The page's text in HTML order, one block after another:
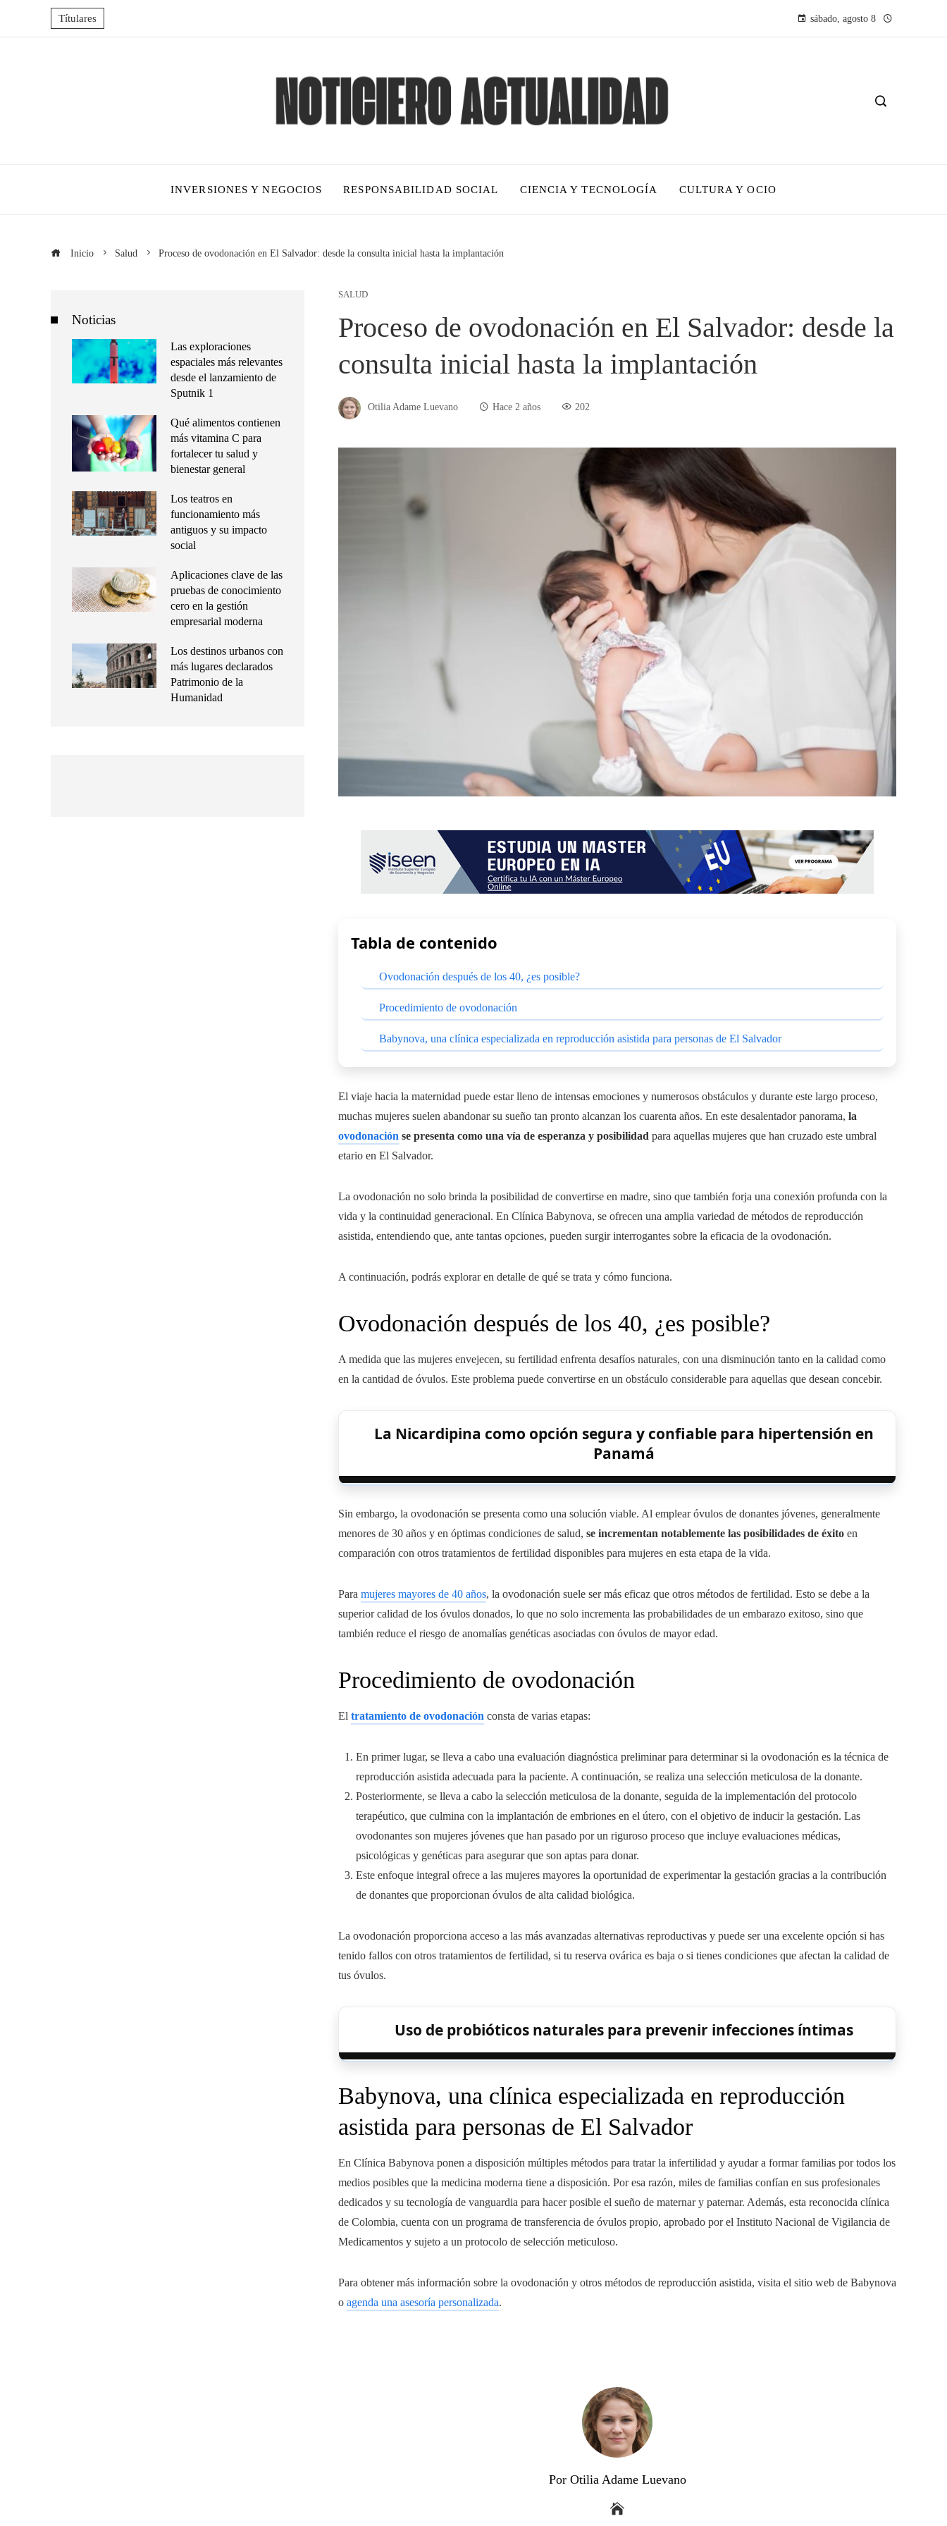
Títulares sábado, agosto 8
INVERSIONES Y NEGOCIOS RESPONSABILIDAD SOCIAL CIENCIA Y TECNOLOGÍA CULTURA Y OCIO
Inicio Salud Proceso de ovodonación en El Salvador: desde la consulta inicial hasta la implantación
SALUD
Proceso de ovodonación en El Salvador: desde la
consulta inicial hasta la implantación
Otilia Adame Luevano Hace 2 años 202
Tabla de contenido
Ovodonación después de los 40, ¿es posible?
Procedimiento de ovodonación
Babynova, una clínica especializada en reproducción asistida para personas de El Salvador
El viaje hacia la maternidad puede estar lleno de intensas emociones y numerosos obstáculos y durante este largo proceso,
muchas mujeres suelen abandonar su sueño tan pronto alcanzan los cuarenta años. En este desalentador panorama, la
ovodonación se presenta como una vía de esperanza y posibilidad para aquellas mujeres que han cruzado este umbral
etario en El Salvador.
La ovodonación no solo brinda la posibilidad de convertirse en madre, sino que también forja una conexión profunda con la
vida y la continuidad generacional. En Clínica Babynova, se ofrecen una amplia variedad de métodos de reproducción
asistida, entendiendo que, ante tantas opciones, pueden surgir interrogantes sobre la eficacia de la ovodonación.
A continuación, podrás explorar en detalle de qué se trata y cómo funciona.
Ovodonación después de los 40, ¿es posible?
A medida que las mujeres envejecen, su fertilidad enfrenta desafíos naturales, con una disminución tanto en la calidad como
en la cantidad de óvulos. Este problema puede convertirse en un obstáculo considerable para aquellas que desean concebir.
La Nicardipina como opción segura y confiable para hipertensión en
Panamá
Sin embargo, la ovodonación se presenta como una solución viable. Al emplear óvulos de donantes jóvenes, generalmente
menores de 30 años y en óptimas condiciones de salud, se incrementan notablemente las posibilidades de éxito en
comparación con otros tratamientos de fertilidad disponibles para mujeres en esta etapa de la vida.
Para mujeres mayores de 40 años, la ovodonación suele ser más eficaz que otros métodos de fertilidad. Esto se debe a la
superior calidad de los óvulos donados, lo que no solo incrementa las probabilidades de un embarazo exitoso, sino que
también reduce el riesgo de anomalías genéticas asociadas con óvulos de mayor edad.
Procedimiento de ovodonación
El tratamiento de ovodonación consta de varias etapas:
En primer lugar, se lleva a cabo una evaluación diagnóstica preliminar para determinar si la ovodonación es la técnica de
reproducción asistida adecuada para la paciente. A continuación, se realiza una selección meticulosa de la donante.
Posteriormente, se lleva a cabo la selección meticulosa de la donante, seguida de la implementación del protocolo
terapéutico, que culmina con la implantación de embriones en el útero, con el objetivo de inducir la gestación. Las
ovodonantes son mujeres jóvenes que han pasado por un riguroso proceso que incluye evaluaciones médicas,
psicológicas y genéticas para asegurar que son aptas para donar.
Este enfoque integral ofrece a las mujeres mayores la oportunidad de experimentar la gestación gracias a la contribución
de donantes que proporcionan óvulos de alta calidad biológica.
La ovodonación proporciona acceso a las más avanzadas alternativas reproductivas y puede ser una excelente opción si has
tenido fallos con otros tratamientos de fertilidad, si tu reserva ovárica es baja o si tienes condiciones que afectan la calidad de
tus óvulos.
Uso de probióticos naturales para prevenir infecciones íntimas
Babynova, una clínica especializada en reproducción
asistida para personas de El Salvador
En Clínica Babynova ponen a disposición múltiples métodos para tratar la infertilidad y ayudar a formar familias por todos los
medios posibles que la medicina moderna tiene a disposición. Por esa razón, miles de familias confían en sus profesionales
dedicados y su tecnología de vanguardia para hacer posible el sueño de maternar y paternar. Además, esta reconocida clínica
de Colombia, cuenta con un programa de transferencia de óvulos propio, aprobado por el Instituto Nacional de Vigilancia de
Medicamentos y sujeto a un protocolo de selección meticuloso.
Para obtener más información sobre la ovodonación y otros métodos de reproducción asistida, visita el sitio web de Babynova
o agenda una asesoría personalizada.
Por Otilia Adame Luevano
Noticias
Las exploraciones
espaciales más relevantes
desde el lanzamiento de
Sputnik 1
Qué alimentos contienen
más vitamina C para
fortalecer tu salud y
bienestar general
Los teatros en
funcionamiento más
antiguos y su impacto
social
Aplicaciones clave de las
pruebas de conocimiento
cero en la gestión
empresarial moderna
Los destinos urbanos con
más lugares declarados
Patrimonio de la
Humanidad